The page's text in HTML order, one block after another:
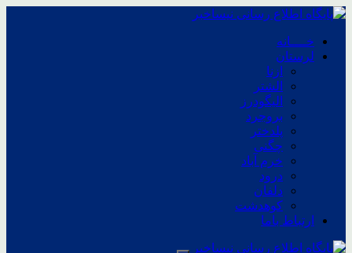
خــــانه
لرستان
ازنا
الشتر
الیگودرز
بروجرد
پلدختر
چگنی
خرم آباد
درود
دلفان
کوهدشت
ارتباط باما